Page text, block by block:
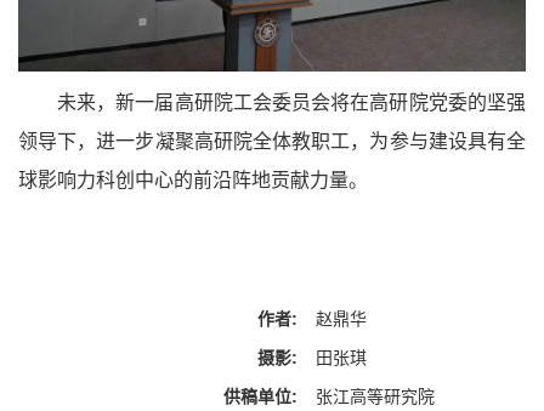
未来，新一届高研院工会委员会将在高研院党委的坚强
领导下，进一步凝聚高研院全体教职工，为参与建设具有全
球影响力科创中心的前沿阵地贡献力量。
作者:
赵鼎华
摄影:
田张琪
供稿单位:
张江高等研究院